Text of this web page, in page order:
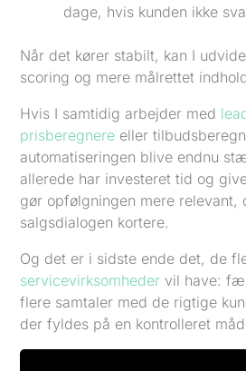
dage, hvis kunden ikke
Når det kører stabilt, kan I
scoring og mere målrettet
Hvis I samtidig arbejder med
prisberegnere eller
automatiseringen blive endnu
allerede har investeret tid og
gør opfølgningen mere relevant,
salgsdialogen kortere.
Og det er i sidste ende det, de
servicevirksomheder vil have:
flere samtaler med de rigtige
der fyldes på en kontrolleret